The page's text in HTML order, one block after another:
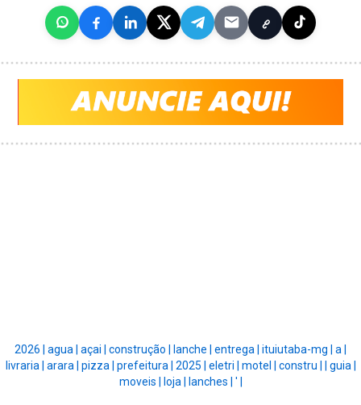
2026 | agua | açai | construção | lanche | entrega | ituiutaba-mg | a |
livraria | arara | pizza | prefeitura | 2025 | eletri | motel | constru |
guia |
moveis |
loja | lanches | ' |